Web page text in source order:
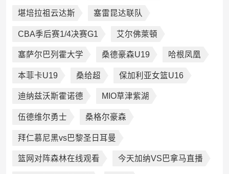
堪培拉祖云达斯 塞雷昆达联队
CBA季后赛1/4决赛G1 艾尔佛萊頓
塞萨尔巴列霍大学 桑德豪森U19 哈根凤凰
本菲卡U19 桑给超 保加利亚女篮U16
迪纳兹沃斯霍诺德 MIO草津紫湖
伍德维尔勇士 桑格尔豪森
拜仁慕尼黑vs巴黎圣日耳曼
篮网对阵森林在线观看 今天加纳VS巴拿马直播